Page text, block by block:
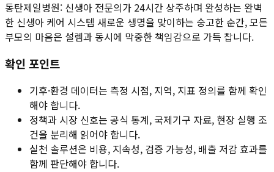
동탄제일병원: 신생아 전문의가 24시간 상주하며 완성하는 완벽
한 신생아 케어 시스템 새로운 생명을 맞이하는 숭고한 순간, 모든
부모의 마음은 설렘과 동시에 막중한 책임감으로 가득 찹니다.
확인 포인트
기후·환경 데이터는 측정 시점, 지역, 지표 정의를 함께 확인
해야 합니다.
정책과 시장 신호는 공식 통계, 국제기구 자료, 현장 실행 조
건을 분리해 읽어야 합니다.
실천 솔루션은 비용, 지속성, 검증 가능성, 배출 저감 효과를
함께 판단해야 합니다.